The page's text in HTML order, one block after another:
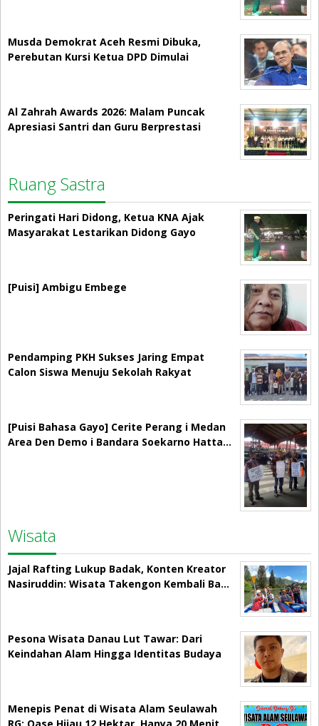
Musda Demokrat Aceh Resmi Dibuka,
Perebutan Kursi Ketua DPD Dimulai
Al Zahrah Awards 2026: Malam Puncak
Apresiasi Santri dan Guru Berprestasi
Ruang Sastra
Peringati Hari Didong, Ketua KNA Ajak
Masyarakat Lestarikan Didong Gayo
[Puisi] Ambigu Embege
Pendamping PKH Sukses Jaring Empat
Calon Siswa Menuju Sekolah Rakyat
[Puisi Bahasa Gayo] Cerite Perang i Medan
Area Den Demo i Bandara Soekarno Hatta…
Wisata
Jajal Rafting Lukup Badak, Konten Kreator
Nasiruddin: Wisata Takengon Kembali Ba…
Pesona Wisata Danau Lut Tawar: Dari
Keindahan Alam Hingga Identitas Budaya
Menepis Penat di Wisata Alam Seulawah